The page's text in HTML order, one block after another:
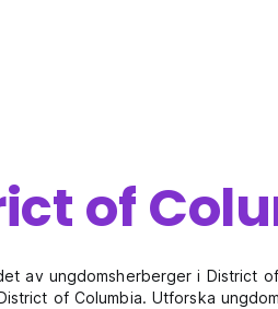
of
av ungdomsherberger i District
of Columbia. Utforska